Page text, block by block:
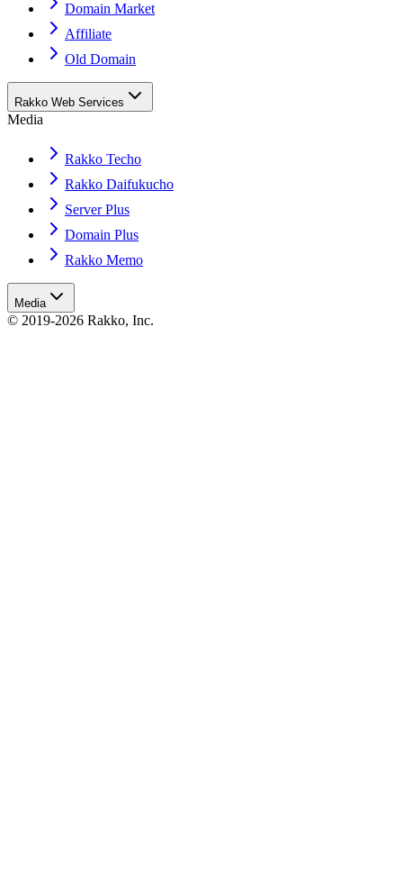
Domain Market
Affiliate
Old Domain
Rakko Web Services
Media
Rakko Techo
Rakko Daifukucho
Server Plus
Domain Plus
Rakko Memo
Media
© 2019-2026 Rakko, Inc.